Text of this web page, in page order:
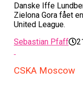
Danske Iffe
Zielona Gora fået
United League.
Sebastian Pfaff
CSKA Moscow